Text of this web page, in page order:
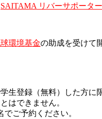
SAITAMA リバーサポータ
環境基金の助成を受けて
生登録（無料）した方に
はできません。
ご予約ください。